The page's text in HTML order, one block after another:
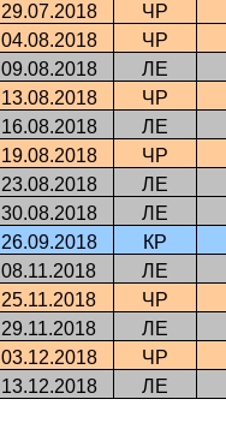
29.07.2018 ЧР
04.08.2018 ЧР
09.08.2018 ЛЕ
13.08.2018 ЧР
16.08.2018 ЛЕ
19.08.2018 ЧР
23.08.2018 ЛЕ
30.08.2018 ЛЕ
26.09.2018 КР
08.11.2018 ЛЕ
25.11.2018 ЧР
29.11.2018 ЛЕ
03.12.2018 ЧР
13.12.2018 ЛЕ